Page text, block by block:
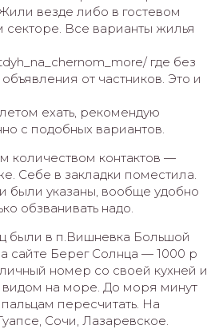
везде либо в гостевом
секторе. Все варианты жилья
где без
от частников. Это и
ехать, рекомендую
с подобных вариантов.
количеством контактов —
Себе в закладки поместила.
были указаны, вообще удобно
обзванивать надо.
были в п.Вишневка Большой
сайте Берег Солнца — 1000 р
номер со своей кухней и
на море. До моря минут
пересчитать. На
Сочи, Лазаревское.